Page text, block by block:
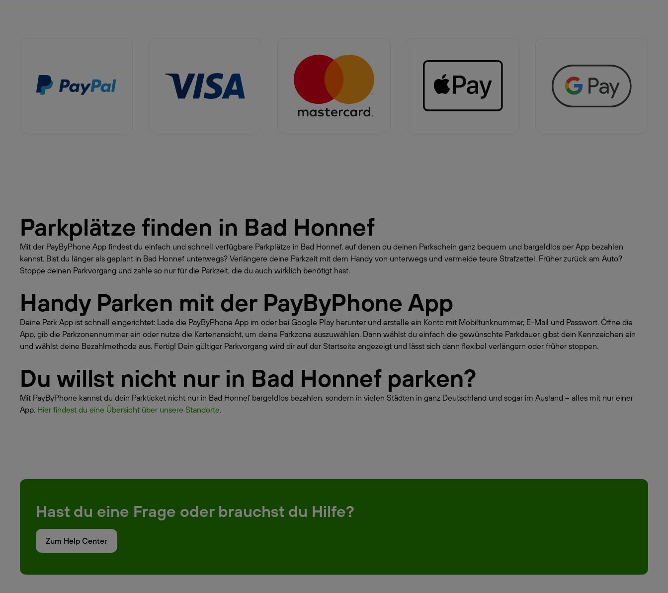
Parkplätze finden in Bad Honnef
Mit der PayByPhone App findest du einfach und schnell verfügbare Parkplätze in Bad Honnef, auf denen du deinen Parkschein ganz bequem und bargeldlos per App bezahlen
kannst. Bist du länger als geplant in Bad Honnef unterwegs? Verlängere deine Parkzeit mit dem Handy von unterwegs und vermeide teure Strafzettel. Früher zurück am Auto?
Stoppe deinen Parkvorgang und zahle so nur für die Parkzeit, die du auch wirklich benötigt hast.
Handy Parken mit der PayByPhone App
Deine Park App ist schnell eingerichtet: Lade die PayByPhone App im oder bei Google Play herunter und erstelle ein Konto mit Mobilfunknummer, E-Mail und Passwort. Öffne die
App, gib die Parkzonennummer ein oder nutze die Kartenansicht, um deine Parkzone auszuwählen. Dann wählst du einfach die gewünschte Parkdauer, gibst dein Kennzeichen ein
und wählst deine Bezahlmethode aus. Fertig! Dein gültiger Parkvorgang wird dir auf der Startseite angezeigt und lässt sich dann flexibel verlängern oder früher stoppen.
Du willst nicht nur in Bad Honnef parken?
Mit PayByPhone kannst du dein Parkticket nicht nur in Bad Honnef bargeldlos bezahlen, sondern in vielen Städten in ganz Deutschland und sogar im Ausland – alles mit nur einer
App. Hier findest du eine Übersicht über unsere Standorte.
Hast du eine Frage oder brauchst du Hilfe?
Zum Help Center